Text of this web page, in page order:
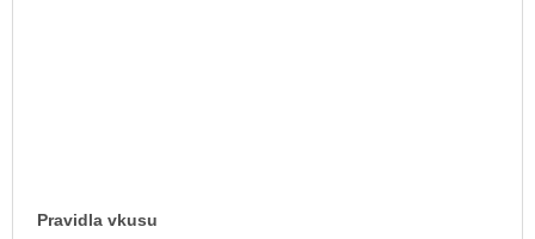
Pravidla vkusu